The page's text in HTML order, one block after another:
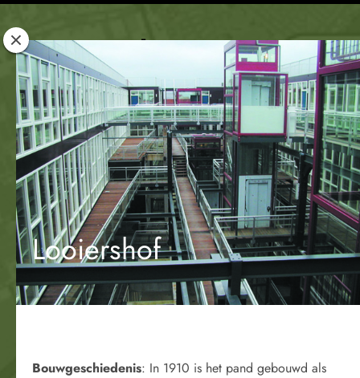
Rotterdam
Woont
Looiershof
Bouwgeschiedenis: In 1910 is het pand gebouwd als